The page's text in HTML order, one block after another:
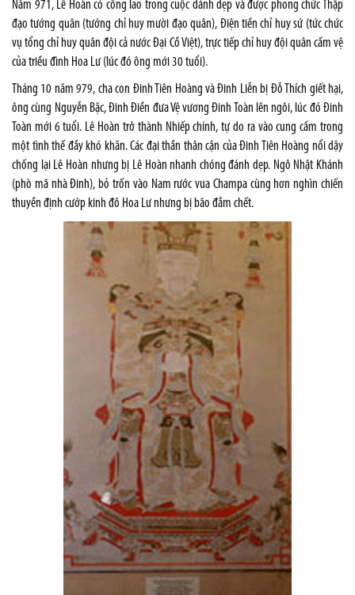
Năm 971, Lê Hoàn có công lao trong cuộc dánh dẹp và được phong chức Thập
đạo tướng quân (tướng chỉ huy mười đạo quân), Điện tiền chỉ huy sứ (tức chức
vụ tổng chỉ huy quân đội cả nước Đại Cồ Việt), trực tiếp chỉ huy đội quân cấm vệ
của triều đình Hoa Lư (lúc đó ông mới 30 tuổi).
Tháng 10 năm 979, cha con Đinh Tiên Hoàng và Đinh Liễn bị Đỗ Thích giết hại,
ông cùng Nguyễn Bặc, Đinh Điền đưa Vệ vương Đinh Toàn lên ngôi, lúc đó Đinh
Toàn mới 6 tuổi. Lê Hoàn trở thành Nhiếp chính, tự do ra vào cung cấm trong
một tình thế đầy khó khăn. Các đại thần thân cận của Đinh Tiên Hoàng nổi dậy
chống lại Lê Hoàn nhưng bị Lê Hoàn nhanh chóng đánh dẹp. Ngô Nhật Khánh
(phò mã nhà Đinh), bỏ trốn vào Nam rước vua Champa cùng hơn nghìn chiến
thuyền định cướp kinh đô Hoa Lư nhưng bị bão đắm chết.